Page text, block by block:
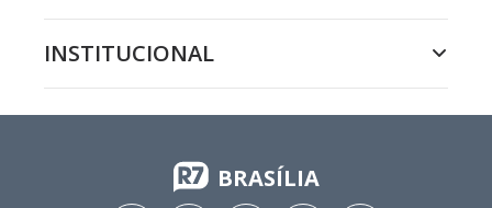
INSTITUCIONAL
BRASÍLIA